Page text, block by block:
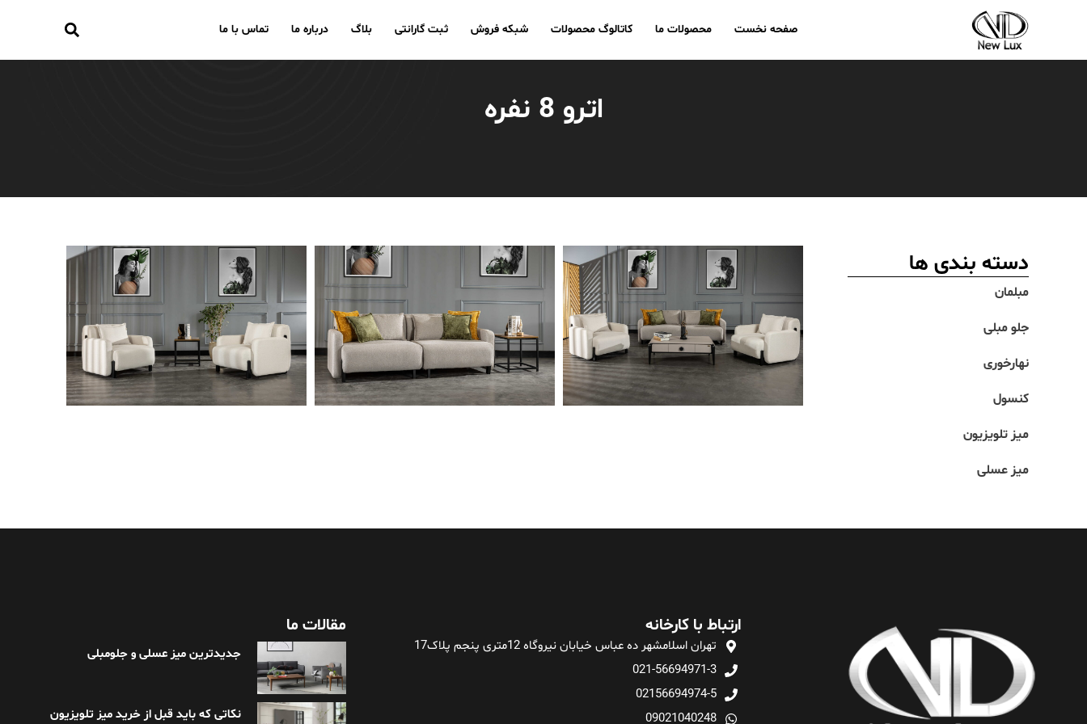
صفحه نخست محصولات ما کاتالوگ محصولات شبکه فروش ثبت گارانتی بلاگ درباره ما تماس با ما
اترو 8 نفره
دسته بندی ها
مبلمان
جلو مبلی
نهارخوری
کنسول
میز تلویزیون
میز عسلی
ارتباط با کارخانه
تهران اسلامشهر ده عباس خیابان نیروگاه 12متری پنجم پلاک17
021-56694971-3
02156694974-5
09021040248
مقالات ما
جدیدترین میز عسلی و جلومبلی
نکاتی که باید قبل از خرید میز تلویزیون